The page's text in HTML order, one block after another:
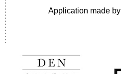
Application made by